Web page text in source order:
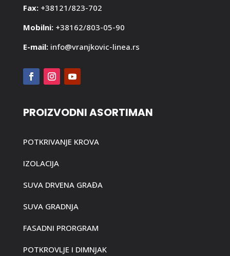
Fax: +38121/823-702
Mobilni: +38162/803-05-90
E-mail: info@vranjkovic-linea.rs
PROIZVODNI ASORTIMAN
POTKRIVANJE KROVA
IZOLACIJA
SUVA DRVENA GRAĐA
SUVA GRADNJA
FASADNI PRORGRAM
POTKROVLJE I DIMNJAK